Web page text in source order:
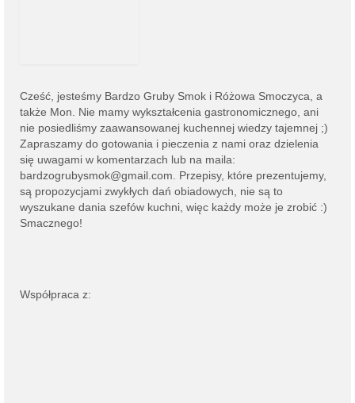
Cześć, jesteśmy Bardzo Gruby Smok i Różowa Smoczyca, a
także Mon. Nie mamy wykształcenia gastronomicznego, ani
nie posiedliśmy zaawansowanej kuchennej wiedzy tajemnej ;)
Zapraszamy do gotowania i pieczenia z nami oraz dzielenia
się uwagami w komentarzach lub na maila:
bardzogrubysmok@gmail.com . Przepisy, które prezentujemy,
są propozycjami zwykłych dań obiadowych, nie są to
wyszukane dania szefów kuchni, więc każdy może je zrobić :)
Smacznego!
Współpraca z: